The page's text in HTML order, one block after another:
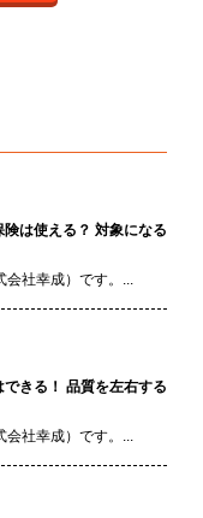
険は使える？ 対象になる
会社幸成）です。...
できる！ 品質を左右する
会社幸成）です。...